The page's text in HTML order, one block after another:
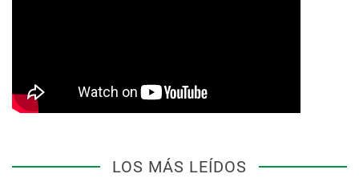
LOS MÁS LEÍDOS